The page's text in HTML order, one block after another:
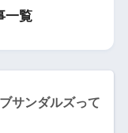
一覧
サンダルズって